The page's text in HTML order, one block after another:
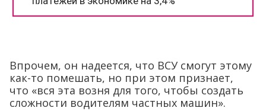
Впрочем, он надеется, что ВСУ смогут этому
как-то помешать, но при этом признает,
что «вся эта возня для того, чтобы создать
сложности водителям частных машин».